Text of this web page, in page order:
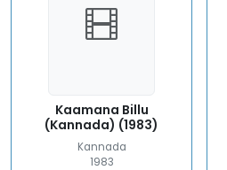
Kaamana Billu
(Kannada) (1983)
Kannada
1983